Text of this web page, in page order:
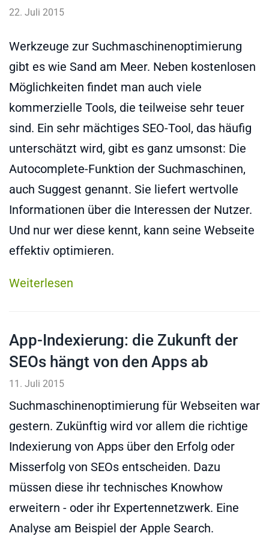
22. Juli 2015
Werkzeuge zur Suchmaschinenoptimierung
gibt es wie Sand am Meer. Neben kostenlosen
Möglichkeiten findet man auch viele
kommerzielle Tools, die teilweise sehr teuer
sind. Ein sehr mächtiges SEO-Tool, das häufig
unterschätzt wird, gibt es ganz umsonst: Die
Autocomplete-Funktion der Suchmaschinen,
auch Suggest genannt. Sie liefert wertvolle
Informationen über die Interessen der Nutzer.
Und nur wer diese kennt, kann seine Webseite
effektiv optimieren.
Weiterlesen
App-Indexierung: die Zukunft der
SEOs hängt von den Apps ab
11. Juli 2015
Suchmaschinenoptimierung für Webseiten war
gestern. Zukünftig wird vor allem die richtige
Indexierung von Apps über den Erfolg oder
Misserfolg von SEOs entscheiden. Dazu
müssen diese ihr technisches Knowhow
erweitern - oder ihr Expertennetzwerk. Eine
Analyse am Beispiel der Apple Search.